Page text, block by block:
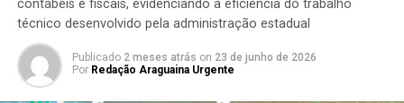
contábeis e fiscais, evidenciando a eficiência do trabalho
técnico desenvolvido pela administração estadual
Publicado 2 meses atrás on 23 de junho de 2026
Por Redação Araguaina Urgente